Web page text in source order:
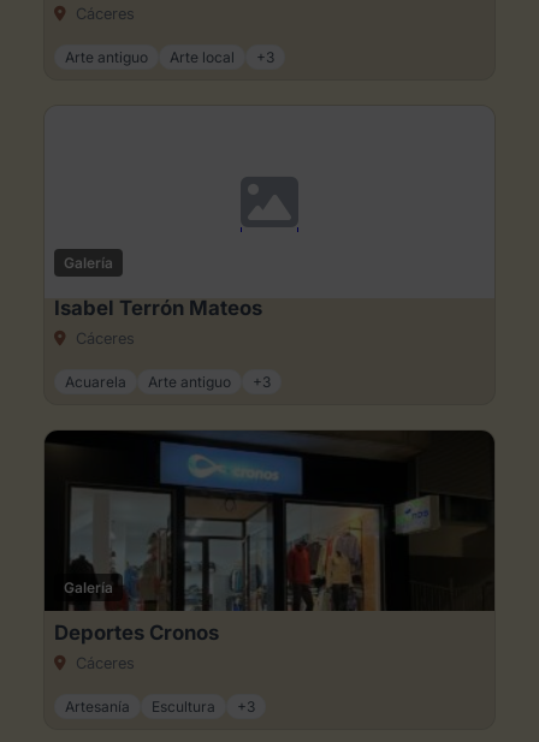
Cáceres
Arte antiguo Arte local +3
Galería
Isabel Terrón Mateos
Cáceres
Acuarela Arte antiguo +3
Galería
Deportes Cronos
Cáceres
Artesanía Escultura +3